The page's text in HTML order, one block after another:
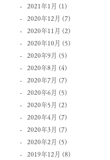
2021年1月 (1)
2020年12月 (7)
2020年11月 (2)
2020年10月 (5)
2020年9月 (5)
2020年8月 (4)
2020年7月 (7)
2020年6月 (5)
2020年5月 (2)
2020年4月 (7)
2020年3月 (7)
2020年2月 (5)
2019年12月 (8)